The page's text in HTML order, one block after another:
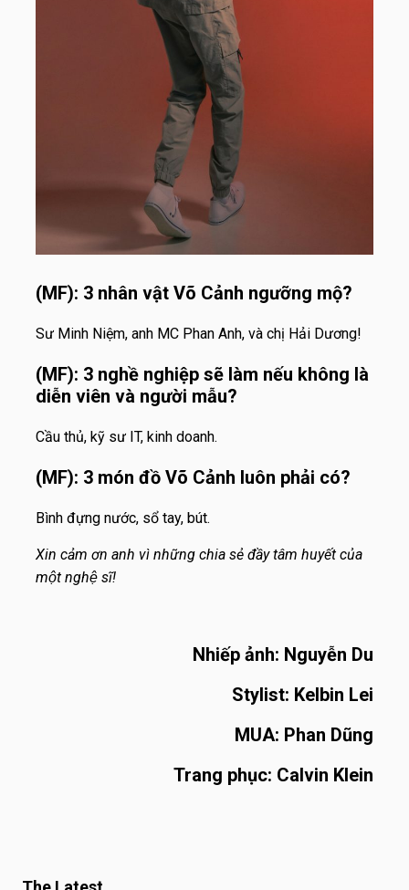
(MF): 3 nhân vật Võ Cảnh ngưỡng mộ?
Sư Minh Niệm, anh MC Phan Anh, và chị Hải Dương!
(MF): 3 nghề nghiệp sẽ làm nếu không là
diễn viên và người mẫu?
Cầu thủ, kỹ sư IT, kinh doanh.
(MF): 3 món đồ Võ Cảnh luôn phải có?
Bình đựng nước, sổ tay, bút.
Xin cảm ơn anh vì những chia sẻ đầy tâm huyết của
một nghệ sĩ!
Nhiếp ảnh: Nguyễn Du
Stylist: Kelbin Lei
MUA: Phan Dũng
Trang phục: Calvin Klein